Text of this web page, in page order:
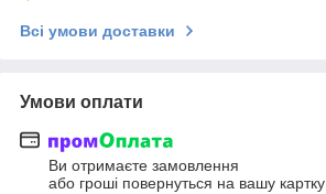
Всі умови доставки
Умови оплати
Ви отримаєте замовлення
або гроші повернуться на вашу картку